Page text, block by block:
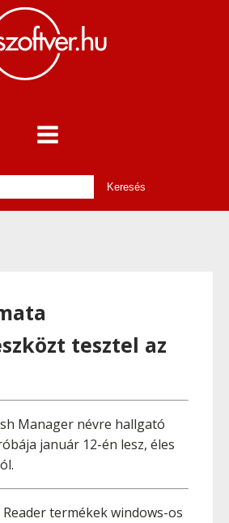
tesztel az
Manager névre hallgató
január 12-én lesz, éles
Reader termékek windows-os